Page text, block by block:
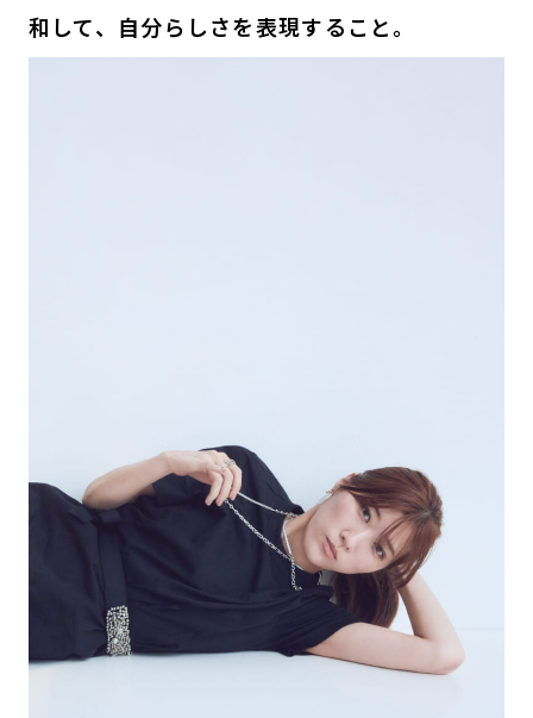
和して、自分らしさを表現すること。